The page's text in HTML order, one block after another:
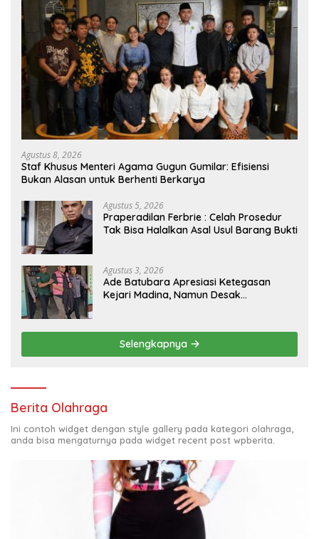
Agustus 8, 2026
Staf Khusus Menteri Agama Gugun Gumilar: Efisiensi
Bukan Alasan untuk Berhenti Berkarya
Agustus 5, 2026
Praperadilan Ferbrie : Celah Prosedur
Tak Bisa Halalkan Asal Usul Barang Bukti
Agustus 3, 2026
Ade Batubara Apresiasi Ketegasan
Kejari Madina, Namun Desak
Terlibat Kasus Smart Village
Selengkapnya
Berita Olahraga
Ini contoh widget dengan style gallery pada kategori olahraga,
anda bisa mengaturnya pada widget recent post wpberita.